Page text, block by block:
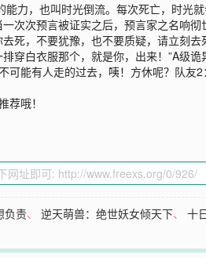
力，也叫时光倒流。每次死亡，时光
次次预言被证实之后，预言家之名响
死，不要犹豫，也不要质疑，请立刻
穿白衣服那个，就是你，出来！”A级
能有人走的过去，咦！方休呢？队友
哦！
负责、逆天萌兽：绝世妖女倾天下、十